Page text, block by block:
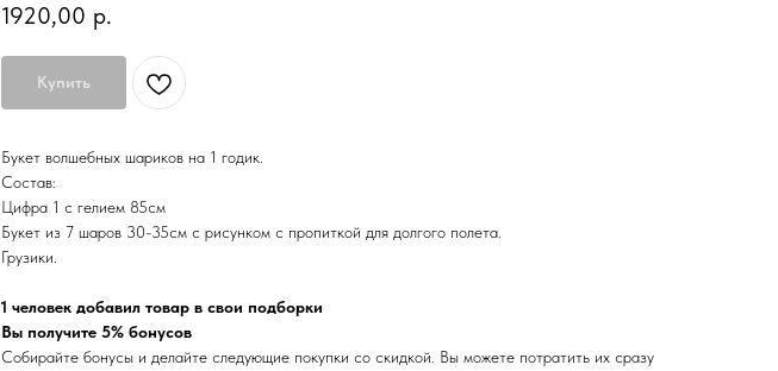
1920,00 р.
Купить
Букет волшебных шариков на 1 годик.
Состав:
Цифра 1 с гелием 85см
Букет из 7 шаров 30-35см с рисунком с пропиткой для долгого полета.
Грузики.
1 человек добавил товар в свои подборки
Вы получите 5% бонусов
Собирайте бонусы и делайте следующие покупки со скидкой. Вы можете потратить их сразу